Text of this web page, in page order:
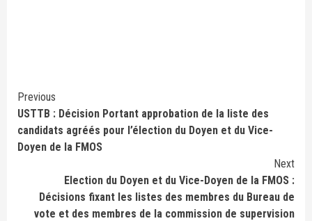
Continue
Reading
Previous
USTTB : Décision Portant approbation de la liste des
candidats agréés pour l’élection du Doyen et du Vice-
Doyen de la FMOS
Next
Election du Doyen et du Vice-Doyen de la FMOS :
Décisions fixant les listes des membres du Bureau de
vote et des membres de la commission de supervision